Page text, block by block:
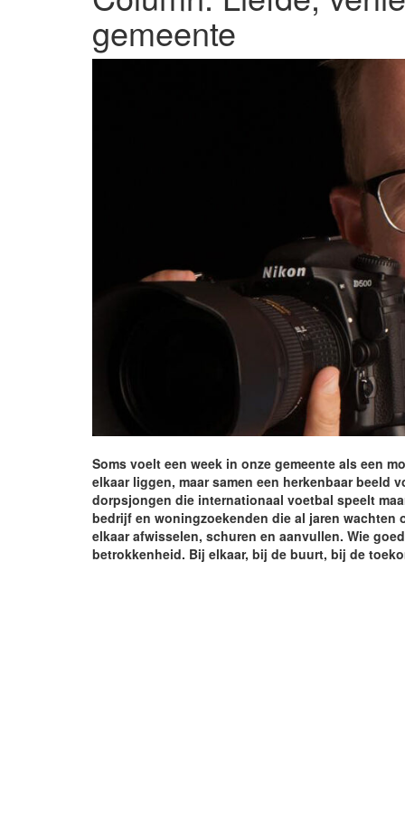
gemeente
Soms voelt een week in onze gemeente als een
elkaar liggen, maar samen een herkenbaar beeld
dorpsjongen die internationaal voetbal speelt
bedrijf en woningzoekenden die al jaren wachten
elkaar afwisselen, schuren en aanvullen. Wie
betrokkenheid. Bij elkaar, bij de buurt, bij de